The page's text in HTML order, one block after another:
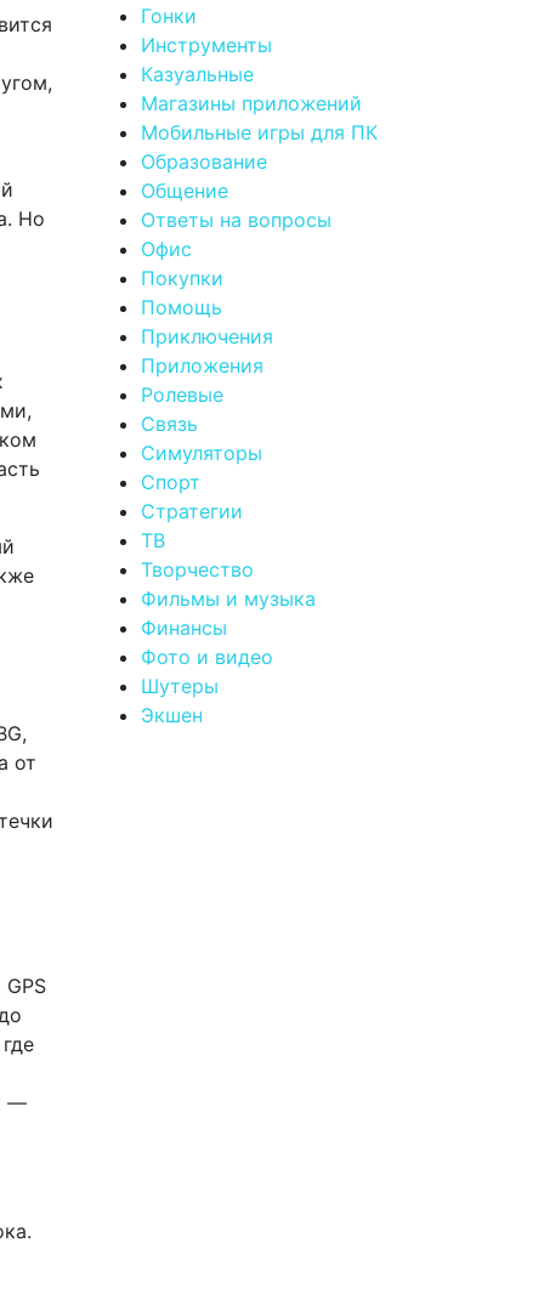
Но
от
—
Гонки
Инструменты
Казуальные
Магазины приложений
Мобильные игры для ПК
Образование
Общение
Ответы на вопросы
Офис
Покупки
Помощь
Приключения
Приложения
Ролевые
Связь
Симуляторы
Спорт
Стратегии
ТВ
Творчество
Фильмы и музыка
Финансы
Фото и видео
Шутеры
Экшен